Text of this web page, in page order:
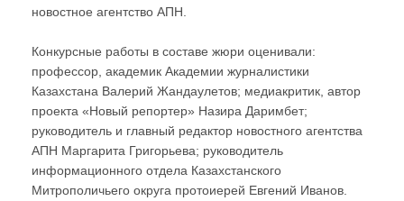
новостное агентство АПН.
Конкурсные работы в составе жюри оценивали:
профессор, академик Академии журналистики
Казахстана Валерий Жандаулетов; медиакритик, автор
проекта «Новый репортер» Назира Даримбет;
руководитель и главный редактор новостного агентства
АПН Маргарита Григорьева; руководитель
информационного отдела Казахстанского
Митрополичьего округа протоиерей Евгений Иванов.